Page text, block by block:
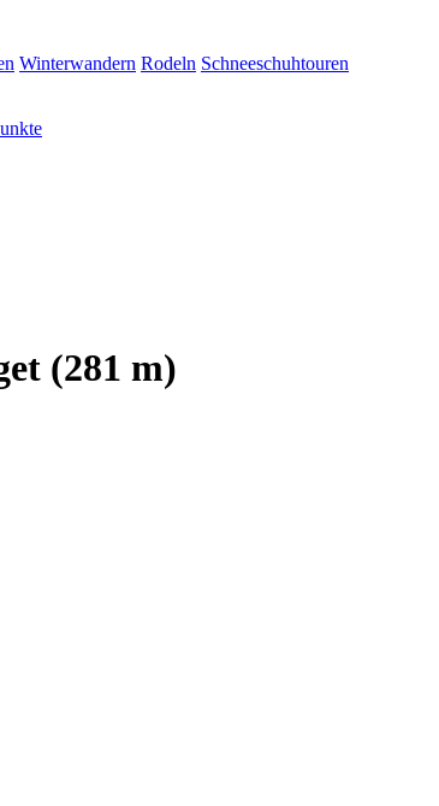
Winterwandern Rodeln Schneeschuhtouren
(281 m)